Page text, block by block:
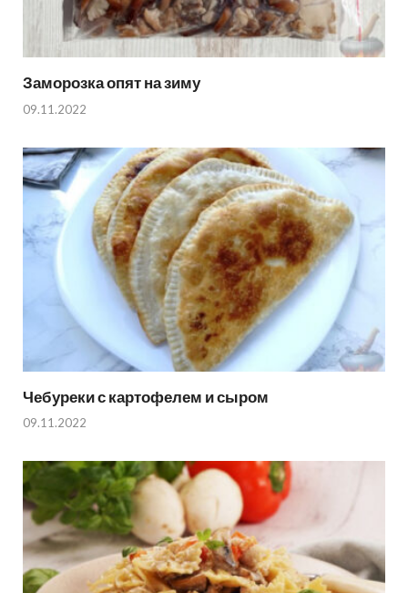
Заморозка опят на зиму
09.11.2022
Чебуреки с картофелем и сыром
09.11.2022